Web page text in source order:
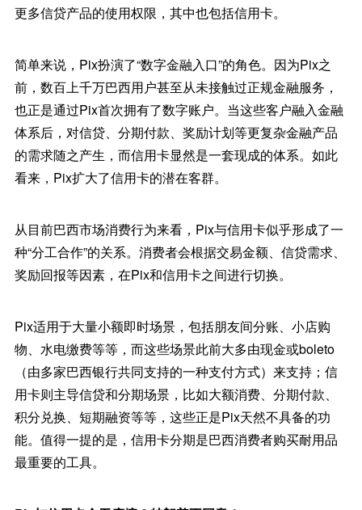
更多信贷产品的使用权限，其中也包括信用卡。
简单来说，Pix扮演了“数字金融入口”的角色。因为Pix之
前，数百上千万巴西用户甚至从未接触过正规金融服务，
也正是通过Pix首次拥有了数字账户。当这些客户融入金融
体系后，对信贷、分期付款、奖励计划等更复杂金融产品
的需求随之产生，而信用卡显然是一套现成的体系。如此
看来，Pix扩大了信用卡的潜在客群。
从目前巴西市场消费行为来看，Pix与信用卡似乎形成了一
种“分工合作”的关系。消费者会根据交易金额、信贷需求、
奖励回报等因素，在Pix和信用卡之间进行切换。
Pix适用于大量小额即时场景，包括朋友间分账、小店购
物、水电缴费等等，而这些场景此前大多由现金或boleto
（由多家巴西银行共同支持的一种支付方式）来支持；信
用卡则主导信贷和分期场景，比如大额消费、分期付款、
积分兑换、短期融资等等，这些正是Pix天然不具备的功
能。值得一提的是，信用卡分期是巴西消费者购买耐用品
最重要的工具。